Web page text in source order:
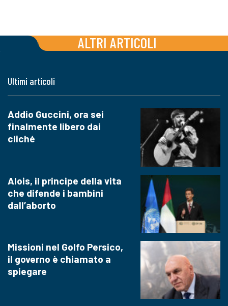
ALTRI ARTICOLI
Ultimi articoli
Addio Guccini, ora sei
finalmente libero dai
cliché
Alois, il principe della vita
che difende i bambini
dall’aborto
Missioni nel Golfo Persico,
il governo è chiamato a
spiegare